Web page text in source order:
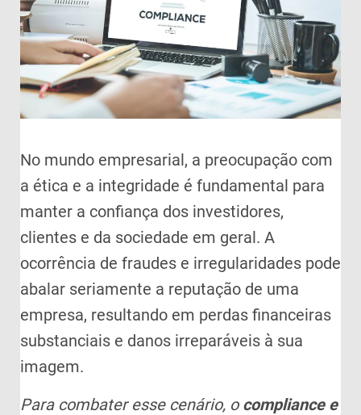
No mundo empresarial, a preocupação com
a ética e a integridade é fundamental para
manter a confiança dos investidores,
clientes e da sociedade em geral. A
ocorrência de fraudes e irregularidades pode
abalar seriamente a reputação de uma
empresa, resultando em perdas financeiras
substanciais e danos irreparáveis à sua
imagem.
Para combater esse cenário, o compliance e